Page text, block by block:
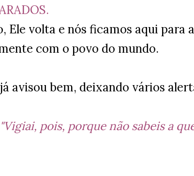
Ele volta e nós ficamos aqui para
com o povo do mundo.
avisou bem, deixando vários
"Vigiai, pois, porque não sabeis a